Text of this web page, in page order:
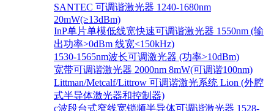
SANTEC 可调谐激光器 1240-1680nm
20mW(≥13dBm)
InP单片单模低线宽快速可调谐激光器 1550nm (输
出功率>0dBm 线宽<150kHz)
1530-1565nm波长可调激光器 (功率>10dBm)
宽带可调谐激光器 2000nm 8mW(可调谐100nm)
Littman/Metcalf/Littrow 可调谐激光系统 Lion (外腔
式半导体激光器和控制器)
c波段台式窄线宽锁频半导体可调谐激光器 1528-